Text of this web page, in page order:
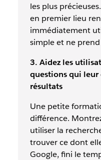
les plus
en premier lieu
immédiatement
simple et ne
3. Aidez les
questions qui
résultats
Une petite
différence.
utiliser la
trouver ce dont
Google, fini le